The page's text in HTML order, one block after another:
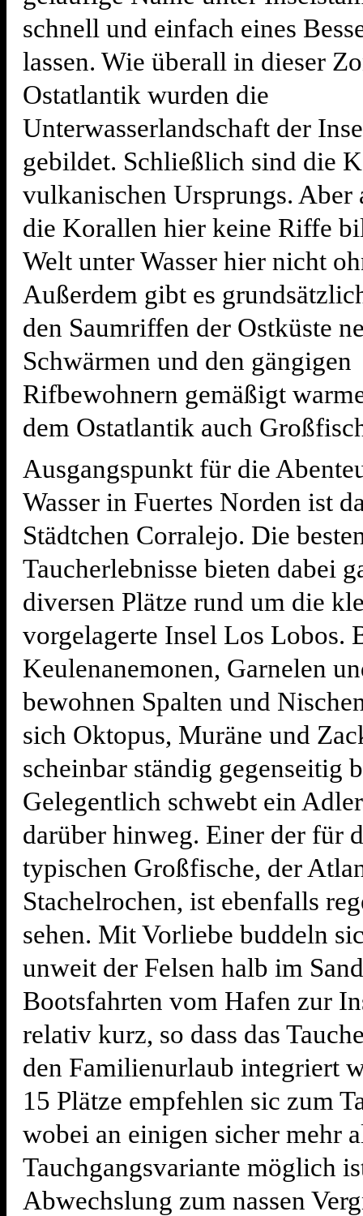
schnell und einfach eines
lassen. Wie überall in dieser
Ostatlantik wurden die
Unterwasserlandschaft der
gebildet. Schließlich sind die
vulkanischen Ursprungs. Aber
die Korallen hier keine Riffe
Welt unter Wasser hier nicht
Außerdem gibt es
den Saumriffen der Ostküste
Schwärmen und den gängigen
Rifbewohnern gemäßigt
dem Ostatlantik auch
Ausgangspunkt für die
Wasser in Fuertes Norden ist
Städtchen Corralejo. Die
Taucherlebnisse bieten dabei
diversen Plätze rund um die
vorgelagerte Insel Los Lobos.
Keulenanemonen, Garnelen
bewohnen Spalten und
sich Oktopus, Muräne und
scheinbar ständig gegenseitig
Gelegentlich schwebt ein
darüber hinweg. Einer der für
typischen Großfische, der
Stachelrochen, ist ebenfalls
sehen. Mit Vorliebe buddeln
unweit der Felsen halb im
Bootsfahrten vom Hafen zur
relativ kurz, so dass das
den Familienurlaub integriert
15 Plätze empfehlen sic zum
wobei an einigen sicher mehr
Tauchgangsvariante möglich
Abwechslung zum nassen